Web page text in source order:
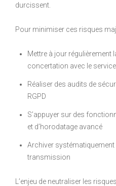
durcissent.
Pour minimiser ces risques
Mettre à jour régulièrement
concertation avec le
Réaliser des audits de
RGPD
S’appuyer sur des
et d’horodatage avancé
Archiver
transmission
L’enjeu de neutraliser les